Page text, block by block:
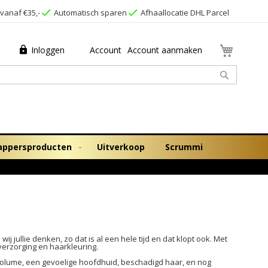
€35,- Automatisch sparen Afhaallocatie DHL Parcel
Inloggen Account Account aanmaken
Zoek
Uitverkoop
Scrummi
jullie denken, zo dat is al een hele tijd en dat klopt ook. Met
en haarkleuring.
een gevoelige hoofdhuid, beschadigd haar, en nog